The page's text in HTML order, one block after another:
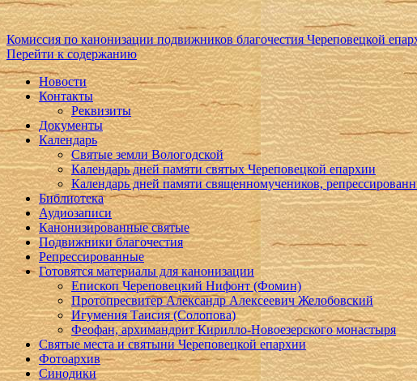
Комиссия по канонизации подвижников благочестия Череповецкой
Перейти к содержанию
Новости
Контакты
Реквизиты
Документы
Календарь
Святые земли Вологодской
Календарь дней памяти святых Череповецкой епархии
Календарь дней памяти священномучеников,
Библиотека
Аудиозаписи
Канонизированные святые
Подвижники благочестия
Репрессированные
Готовятся материалы для канонизации
Епископ Череповецкий Нифонт (Фомин)
Протопресвитер Александр Алексеевич Желобовский
Игумения Таисия (Солопова)
Феофан, архимандрит Кирилло-Новоезерского монастыря
Святые места и святыни Череповецкой епархии
Фотоархив
Синодики